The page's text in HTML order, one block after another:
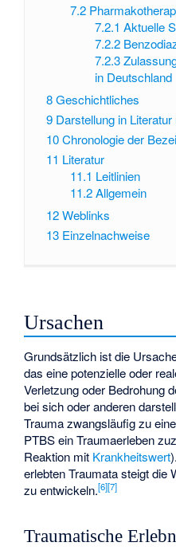
7.2
7.2.1 Aktuelle
7.2.2
7.2.3
in Deutschland
8Geschichtliches
9 Darstellung in
10Chronologie der
11 Literatur
11.1 Leitlinien
11.2 Allgemein
12Weblinks
13 Einzelnachweise
Ursachen
Grundsätzlich ist die
das eine potenzielle oder
Verletzung oder Bedrohung
bei sich oder anderen
Trauma zwangsläufig zu
PTBS ein Traumaerleben
Reaktion mit Krankheitswert
erlebten Traumata steigt die
zu entwickeln.[6][7]
Traumatische